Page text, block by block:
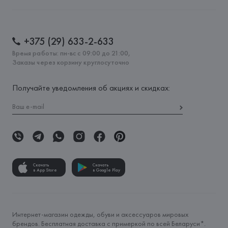
+375 (29) 633-2-633
Время работы: пн-вс с 09:00 до 21:00,
Заказы через корзину круглосуточно
Получайте уведомления об акциях и скидках:
Скачать
в App Store
Скачать
в Google Play
Интернет-магазин одежды, обуви и аксессуаров мировых
брендов. Бесплатная доставка с примеркой по всей Беларуси*.